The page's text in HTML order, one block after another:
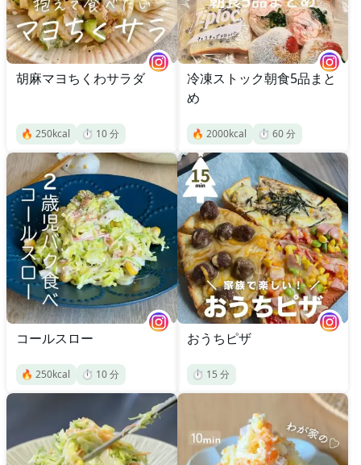
胡麻マヨちくわサラダ
🔥 250kcal ⏱️ 10分
冷凍ストック朝食5品まと
め
🔥 2000kcal ⏱️ 60分
コールスロー
🔥 250kcal ⏱️ 10分
おうちピザ
⏱️ 15 分